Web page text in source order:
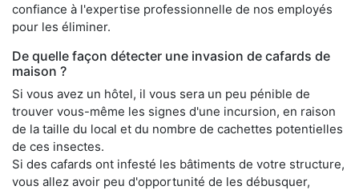
confiance à l'expertise professionnelle de nos employés
pour les éliminer.
De quelle façon détecter une invasion de cafards de
maison ?
Si vous avez un hôtel, il vous sera un peu pénible de
trouver vous-même les signes d'une incursion, en raison
de la taille du local et du nombre de cachettes potentielles
de ces insectes.
Si des cafards ont infesté les bâtiments de votre structure,
vous allez avoir peu d'opportunité de les débusquer,